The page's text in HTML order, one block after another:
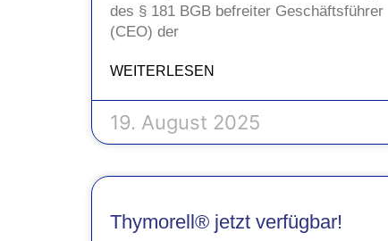
des § 181 BGB befreiter Geschäftsführer
(CEO) der
WEITERLESEN
19. August 2025
Thymorell® jetzt verfügbar!